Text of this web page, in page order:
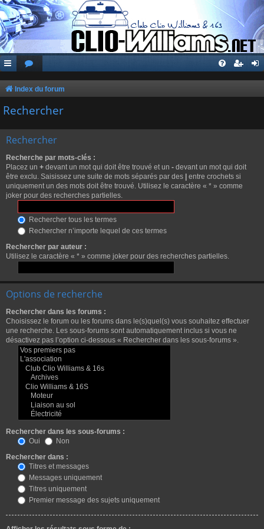
Index du forum
Rechercher
Rechercher
Recherche par mots-clés :
Placez un + devant un mot qui doit être trouvé et un - devant un mot qui doit
être exclu. Saisissez une suite de mots séparés par des | entre crochets si
uniquement un des mots doit être trouvé. Utilisez le caractère « * » comme
joker pour des recherches partielles.
Rechercher tous les termes
Rechercher n’importe lequel de ces termes
Rechercher par auteur :
Utilisez le caractère « * » comme joker pour des recherches partielles.
Options de recherche
Rechercher dans les forums :
Choisissez le forum ou les forums dans le(s)quel(s) vous souhaitez effectuer
une recherche. Les sous-forums sont automatiquement inclus si vous ne
désactivez pas l’option ci-dessous « Rechercher dans les sous-forums ».
Rechercher dans les sous-forums :
Oui
Non
Rechercher dans :
Titres et messages
Messages uniquement
Titres uniquement
Premier message des sujets uniquement